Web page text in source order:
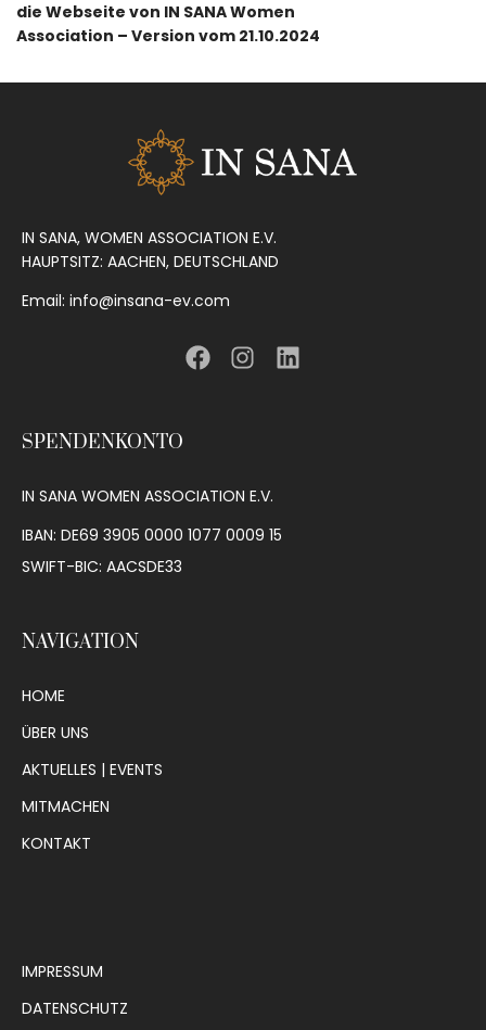
die Webseite von IN SANA Women
Association – Version vom 21.10.2024
IN SANA, WOMEN ASSOCIATION E.V.
HAUPTSITZ: AACHEN, DEUTSCHLAND
Email: info@insana-ev.com
SPENDENKONTO
IN SANA WOMEN ASSOCIATION E.V.
IBAN: DE69 3905 0000 1077 0009 15
SWIFT-BIC: AACSDE33
NAVIGATION
HOME
ÜBER UNS
AKTUELLES | EVENTS
MITMACHEN
KONTAKT
IMPRESSUM
DATENSCHUTZ